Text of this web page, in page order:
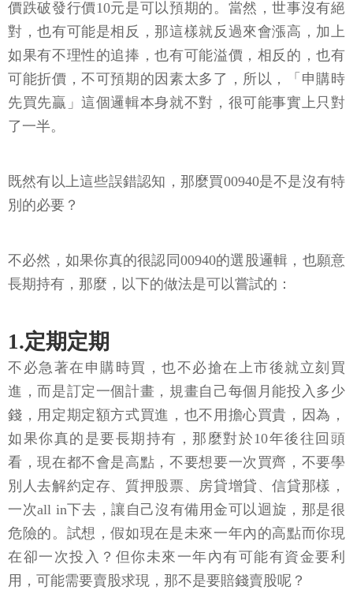
價跌破發行價10元是可以預期的。當然，世事沒有絕
對，也有可能是相反，那這樣就反過來會漲高，加上
如果有不理性的追捧，也有可能溢價，相反的，也有
可能折價，不可預期的因素太多了，所以，「申購時
先買先贏」這個邏輯本身就不對，很可能事實上只對
了一半。
既然有以上這些誤錯認知，那麼買00940是不是沒有特
別的必要？
不必然，如果你真的很認同00940的選股邏輯，也願意
長期持有，那麼，以下的做法是可以嘗試的：
1.定期定期
不必急著在申購時買，也不必搶在上市後就立刻買
進，而是訂定一個計畫，規畫自己每個月能投入多少
錢，用定期定額方式買進，也不用擔心買貴，因為，
如果你真的是要長期持有，那麼對於10年後往回頭
看，現在都不會是高點，不要想要一次買齊，不要學
別人去解約定存、質押股票、房貸增貸、信貸那樣，
一次all in下去，讓自己沒有備用金可以迴旋，那是很
危險的。試想，假如現在是未來一年內的高點而你現
在卻一次投入？但你未來一年內有可能有資金要利
用，可能需要賣股求現，那不是要賠錢賣股呢？